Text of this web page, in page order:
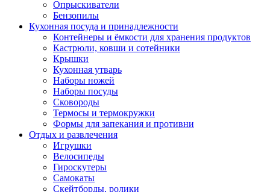
Опрыскиватели
Бензопилы
Кухонная посуда и принадлежности
Контейнеры и ёмкости для хранения продуктов
Кастрюли, ковши и сотейники
Крышки
Кухонная утварь
Наборы ножей
Наборы посуды
Сковороды
Термосы и термокружки
Формы для запекания и противни
Отдых и развлечения
Игрушки
Велосипеды
Гироскутеры
Самокаты
Скейтборды, ролики